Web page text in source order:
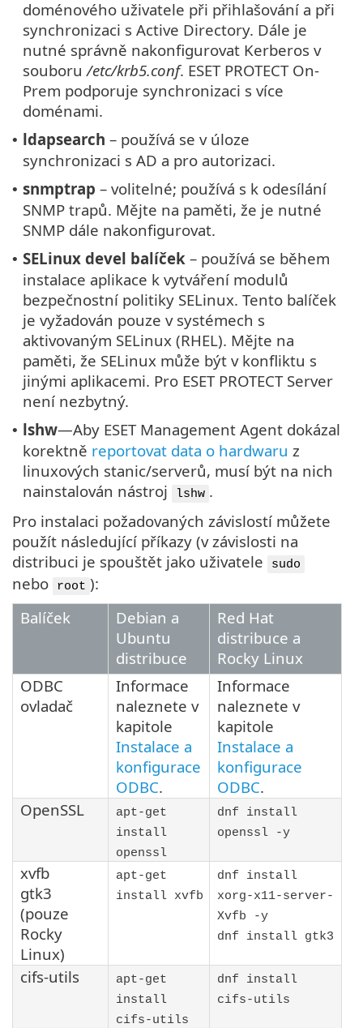
doménového uživatele při přihlašování a při
synchronizaci s Active Directory. Dále je
nutné správně nakonfigurovat Kerberos v
souboru /etc/krb5.conf. ESET PROTECT On-
Prem podporuje synchronizaci s více
doménami.
• ldapsearch – používá se v úloze
synchronizaci s AD a pro autorizaci.
• snmptrap – volitelné; používá s k odesílání
SNMP trapů. Mějte na paměti, že je nutné
SNMP dále nakonfigurovat.
• SELinux devel balíček – používá se během
instalace aplikace k vytváření modulů
bezpečnostní politiky SELinux. Tento balíček
je vyžadován pouze v systémech s
aktivovaným SELinux (RHEL). Mějte na
paměti, že SELinux může být v konfliktu s
jinými aplikacemi. Pro ESET PROTECT Server
není nezbytný.
• lshw—Aby ESET Management Agent dokázal
korektně reportovat data o hardwaru z
linuxových stanic/serverů, musí být na nich
nainstalován nástroj
lshw .
Pro instalaci požadovaných závislostí můžete
použít následující příkazy (v závislosti na
distribuci je spouštět jako uživatele
sudo
nebo root ):
Balíček
Debian a
Ubuntu
distribuce
Red Hat
distribuce a
Rocky Linux
ODBC
ovladač
Informace
naleznete v
kapitole
Instalace a
konfigurace
ODBC.
Informace
naleznete v
kapitole
Instalace a
konfigurace
ODBC.
OpenSSL
apt-get
install
openssl
dnf install
openssl -y
xvfb
gtk3
(pouze
Rocky
Linux)
apt-get
install xvfb
dnf install
xorg-x11-server-
Xvfb -y
dnf install gtk3
cifs-utils
apt-get
install
cifs-utils
dnf install
cifs-utils